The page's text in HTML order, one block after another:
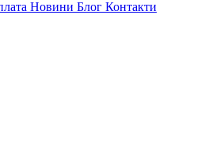
Новини Блог Контакти